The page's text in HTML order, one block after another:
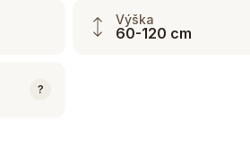
Výška
60-120 cm
?